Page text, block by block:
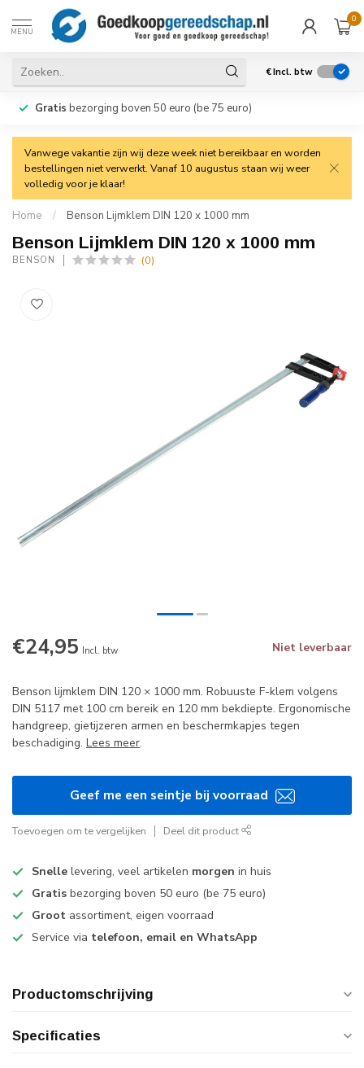
MENU
0
€Incl. btw
Gratis bezorging boven 50 euro (be 75 euro)
Vanwege vakantie zijn wij deze week niet bereikbaar en worden
bestellingen niet verwerkt. Vanaf 10 augustus staan wij weer
volledig voor je klaar!
Home / Benson Lijmklem DIN 120 x 1000 mm
Benson Lijmklem DIN 120 x 1000 mm
BENSON (0)
€24,95 Incl. btw Niet leverbaar
Benson lijmklem DIN 120 × 1000 mm. Robuuste F-klem volgens
DIN 5117 met 100 cm bereik en 120 mm bekdiepte. Ergonomische
handgreep, gietijzeren armen en beschermkapjes tegen
beschadiging. Lees meer.
Geef me een seintje bij voorraad
Toevoegen om te vergelijken Deel dit product
Snelle levering, veel artikelen morgen in huis
Gratis bezorging boven 50 euro (be 75 euro)
Groot assortiment, eigen voorraad
Service via telefoon, email en WhatsApp
Productomschrijving
Specificaties